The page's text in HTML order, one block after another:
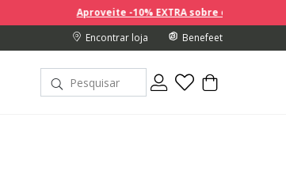
Aproveite -10% EXTRA sobre os preços com desconto
Encontrar loja Benefeet